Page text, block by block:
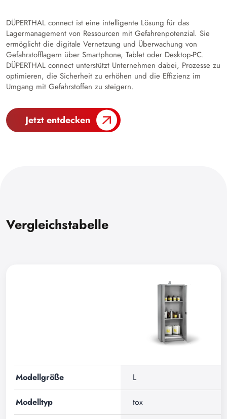
DÜPERTHAL connect ist eine intelligente Lösung für das
Lagermanagement von Ressourcen mit Gefahrenpotenzial. Sie
ermöglicht die digitale Vernetzung und Überwachung von
Gefahrstofflagern über Smartphone, Tablet oder Desktop-PC.
DÜPERTHAL connect unterstützt Unternehmen dabei, Prozesse zu
optimieren, die Sicherheit zu erhöhen und die Effizienz im
Umgang mit Gefahrstoffen zu steigern.
Jetzt entdecken
Vergleichstabelle
Modellgröße L
Modelltyp tox